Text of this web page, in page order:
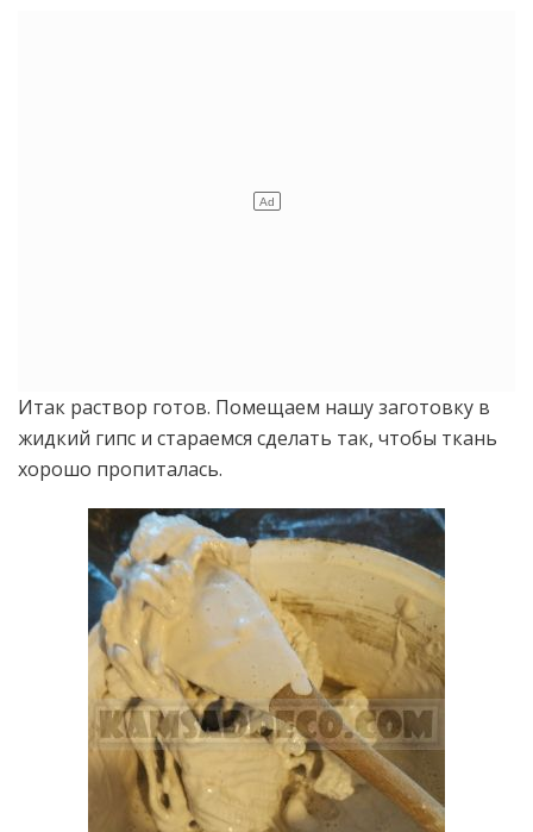
Итак раствор готов. Помещаем нашу заготовку в
жидкий гипс и стараемся сделать так, чтобы ткань
хорошо пропиталась.